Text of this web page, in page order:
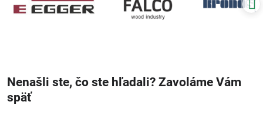
Nenašli ste, čo ste hľadali? Zavoláme Vám
späť